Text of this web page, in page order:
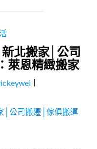
北搬家│公司
萊恩精緻搬家
|